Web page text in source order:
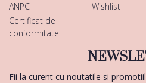
ANPC
Certificat de
conformitate
Wishlist
Fii la curent cu noutatile si